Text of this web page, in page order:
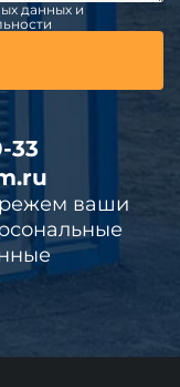
данных и
33
ваши